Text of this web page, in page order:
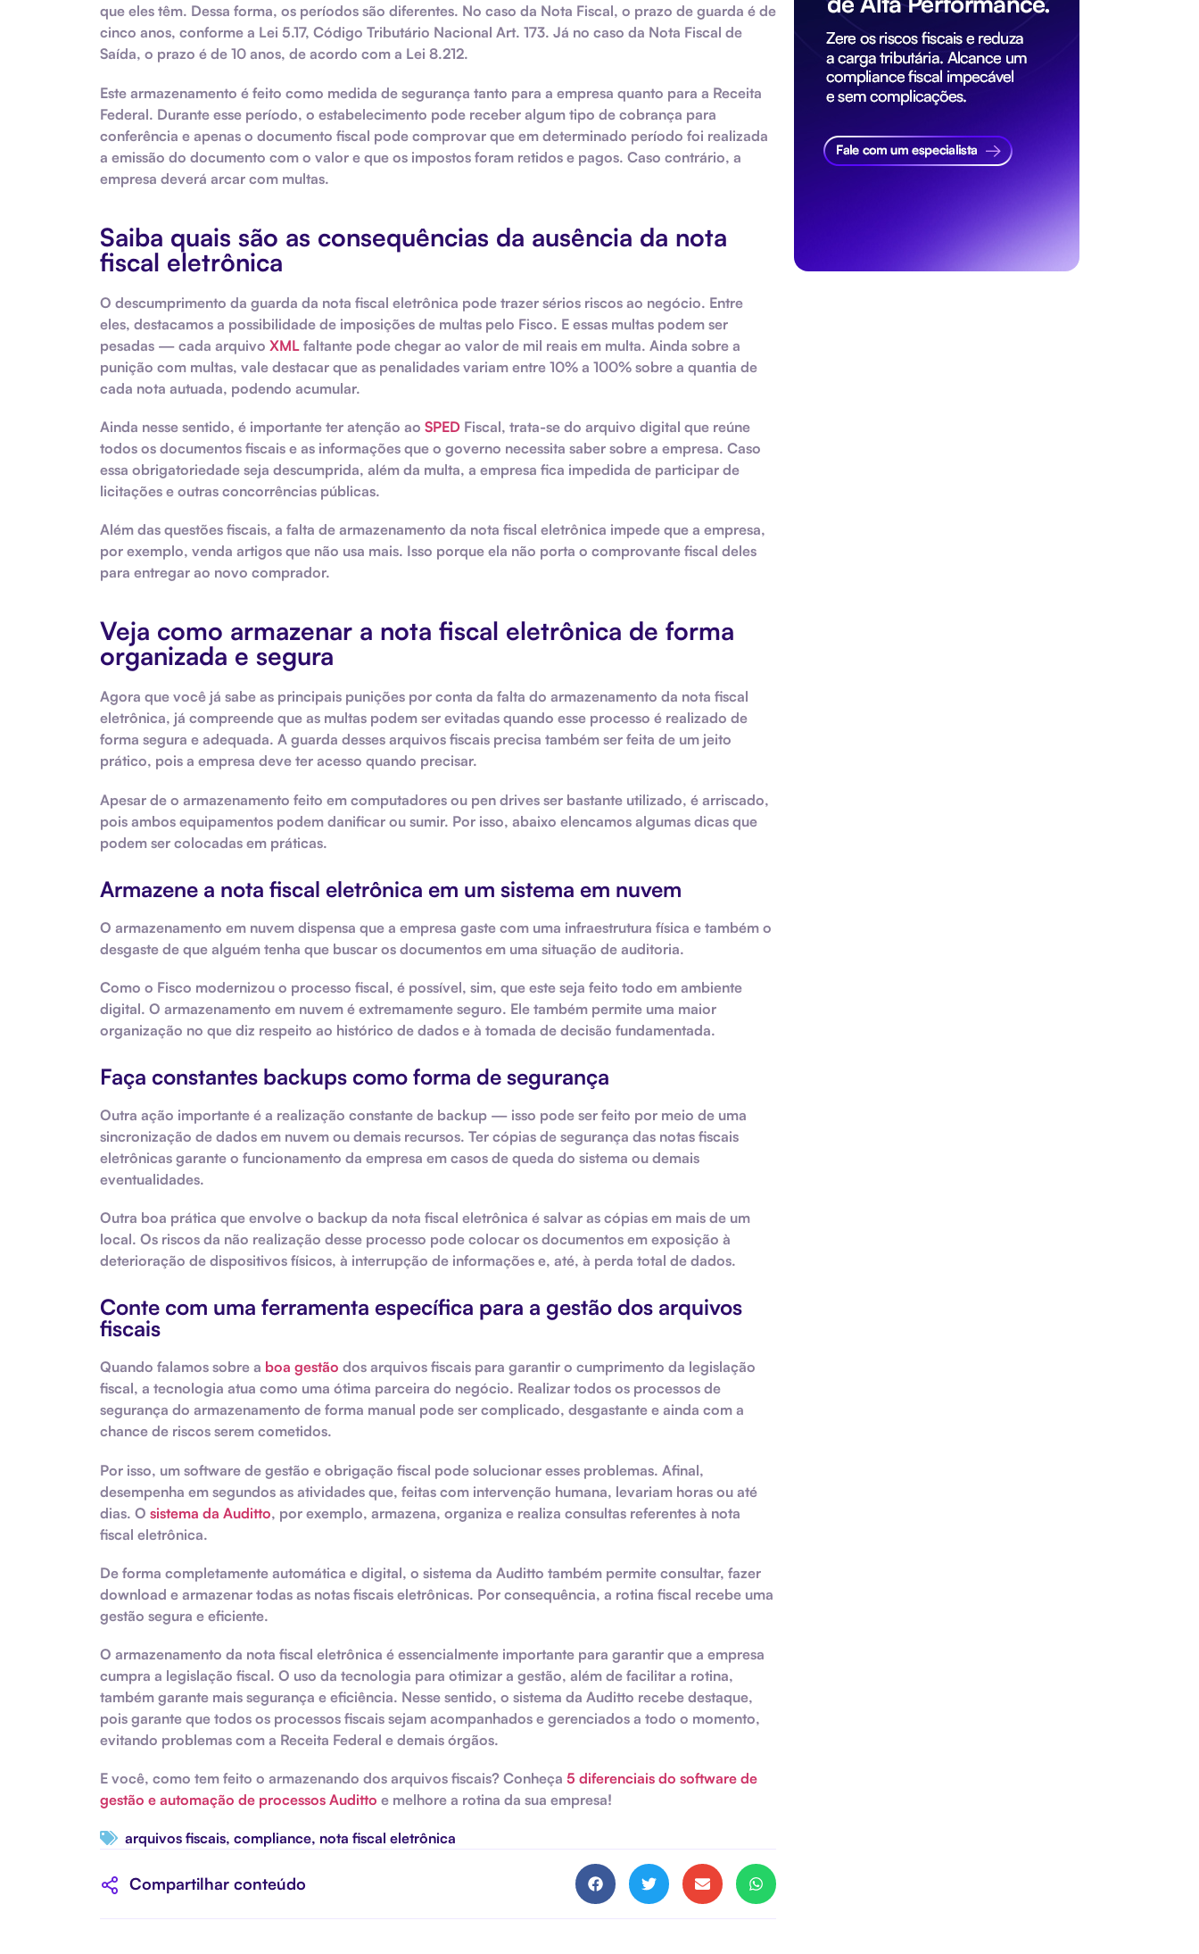
que eles têm. Dessa forma, os períodos são diferentes. No caso da Nota Fiscal, o prazo de guarda é de
cinco anos, conforme a Lei 5.17, Código Tributário Nacional Art. 173. Já no caso da Nota Fiscal de
Saída, o prazo é de 10 anos, de acordo com a Lei 8.212.
Este armazenamento é feito como medida de segurança tanto para a empresa quanto para a Receita
Federal. Durante esse período, o estabelecimento pode receber algum tipo de cobrança para
conferência e apenas o documento fiscal pode comprovar que em determinado período foi realizada
a emissão do documento com o valor e que os impostos foram retidos e pagos. Caso contrário, a
empresa deverá arcar com multas.
Saiba quais são as consequências da ausência da nota
fiscal eletrônica
O descumprimento da guarda da nota fiscal eletrônica pode trazer sérios riscos ao negócio. Entre
eles, destacamos a possibilidade de imposições de multas pelo Fisco. E essas multas podem ser
pesadas — cada arquivo XML faltante pode chegar ao valor de mil reais em multa. Ainda sobre a
punição com multas, vale destacar que as penalidades variam entre 10% a 100% sobre a quantia de
cada nota autuada, podendo acumular.
Ainda nesse sentido, é importante ter atenção ao SPED Fiscal, trata-se do arquivo digital que reúne
todos os documentos fiscais e as informações que o governo necessita saber sobre a empresa. Caso
essa obrigatoriedade seja descumprida, além da multa, a empresa fica impedida de participar de
licitações e outras concorrências públicas.
Além das questões fiscais, a falta de armazenamento da nota fiscal eletrônica impede que a empresa,
por exemplo, venda artigos que não usa mais. Isso porque ela não porta o comprovante fiscal deles
para entregar ao novo comprador.
Veja como armazenar a nota fiscal eletrônica de forma
organizada e segura
Agora que você já sabe as principais punições por conta da falta do armazenamento da nota fiscal
eletrônica, já compreende que as multas podem ser evitadas quando esse processo é realizado de
forma segura e adequada. A guarda desses arquivos fiscais precisa também ser feita de um jeito
prático, pois a empresa deve ter acesso quando precisar.
Apesar de o armazenamento feito em computadores ou pen drives ser bastante utilizado, é arriscado,
pois ambos equipamentos podem danificar ou sumir. Por isso, abaixo elencamos algumas dicas que
podem ser colocadas em práticas.
Armazene a nota fiscal eletrônica em um sistema em nuvem
O armazenamento em nuvem dispensa que a empresa gaste com uma infraestrutura física e também o
desgaste de que alguém tenha que buscar os documentos em uma situação de auditoria.
Como o Fisco modernizou o processo fiscal, é possível, sim, que este seja feito todo em ambiente
digital. O armazenamento em nuvem é extremamente seguro. Ele também permite uma maior
organização no que diz respeito ao histórico de dados e à tomada de decisão fundamentada.
Faça constantes backups como forma de segurança
Outra ação importante é a realização constante de backup — isso pode ser feito por meio de uma
sincronização de dados em nuvem ou demais recursos. Ter cópias de segurança das notas fiscais
eletrônicas garante o funcionamento da empresa em casos de queda do sistema ou demais
eventualidades.
Outra boa prática que envolve o backup da nota fiscal eletrônica é salvar as cópias em mais de um
local. Os riscos da não realização desse processo pode colocar os documentos em exposição à
deterioração de dispositivos físicos, à interrupção de informações e, até, à perda total de dados.
Conte com uma ferramenta específica para a gestão dos arquivos
fiscais
Quando falamos sobre a boa gestão dos arquivos fiscais para garantir o cumprimento da legislação
fiscal, a tecnologia atua como uma ótima parceira do negócio. Realizar todos os processos de
segurança do armazenamento de forma manual pode ser complicado, desgastante e ainda com a
chance de riscos serem cometidos.
Por isso, um software de gestão e obrigação fiscal pode solucionar esses problemas. Afinal,
desempenha em segundos as atividades que, feitas com intervenção humana, levariam horas ou até
dias. O sistema da Auditto, por exemplo, armazena, organiza e realiza consultas referentes à nota
fiscal eletrônica.
De forma completamente automática e digital, o sistema da Auditto também permite consultar, fazer
download e armazenar todas as notas fiscais eletrônicas. Por consequência, a rotina fiscal recebe uma
gestão segura e eficiente.
O armazenamento da nota fiscal eletrônica é essencialmente importante para garantir que a empresa
cumpra a legislação fiscal. O uso da tecnologia para otimizar a gestão, além de facilitar a rotina,
também garante mais segurança e eficiência. Nesse sentido, o sistema da Auditto recebe destaque,
pois garante que todos os processos fiscais sejam acompanhados e gerenciados a todo o momento,
evitando problemas com a Receita Federal e demais órgãos.
E você, como tem feito o armazenando dos arquivos fiscais? Conheça 5 diferenciais do software de
gestão e automação de processos Auditto e melhore a rotina da sua empresa!
arquivos fiscais, compliance, nota fiscal eletrônica
Compartilhar conteúdo